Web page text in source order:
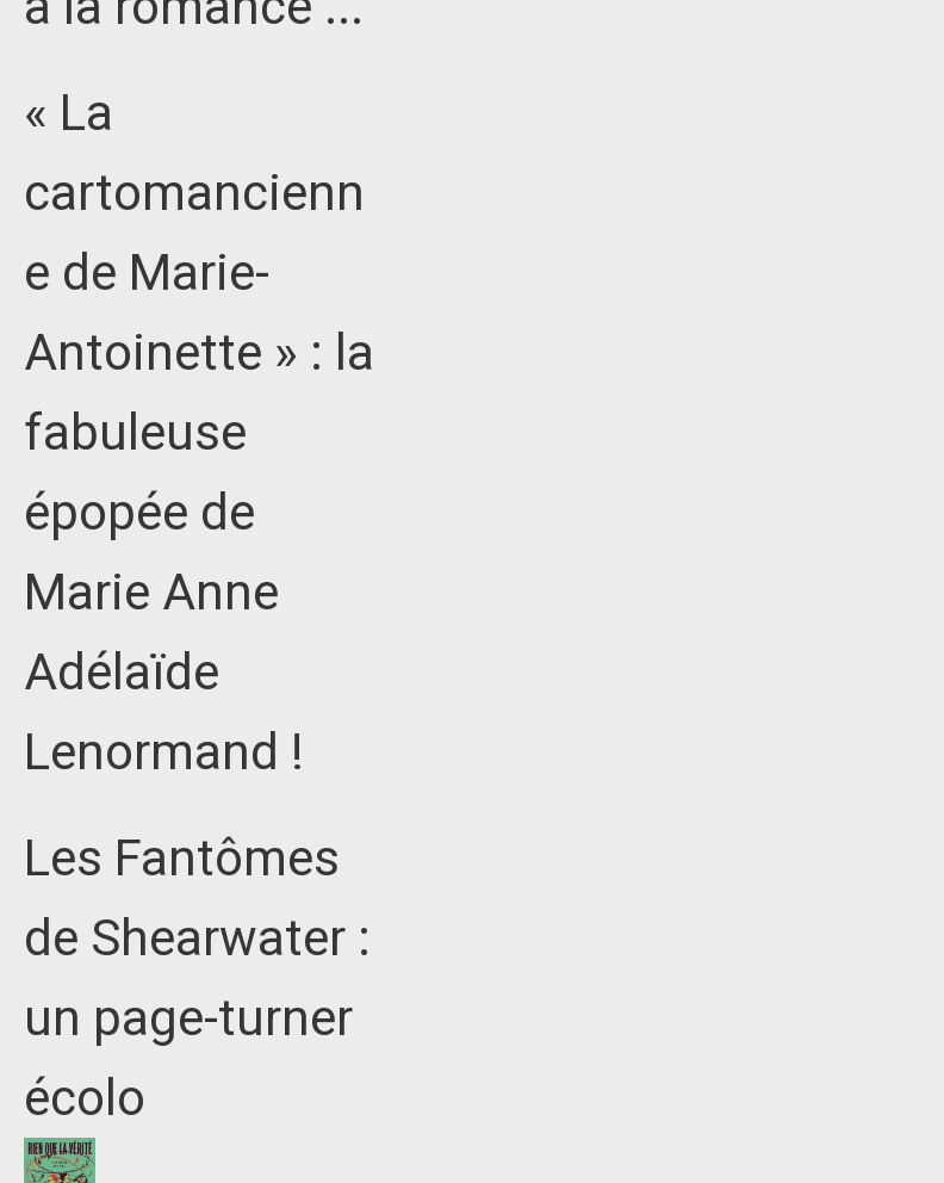
« La
cartomancienn
e de Marie-
Antoinette » : la
fabuleuse
épopée de
Marie Anne
Adélaïde
Lenormand !
Les Fantômes
de Shearwater :
un page-turner
écolo